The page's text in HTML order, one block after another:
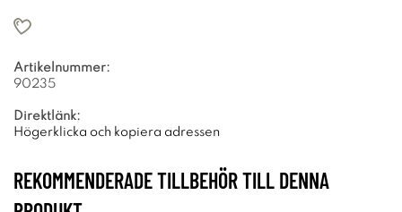
Artikelnummer:
90235
Direktlänk:
Högerklicka och kopiera adressen
REKOMMENDERADE TILLBEHÖR TILL DENNA